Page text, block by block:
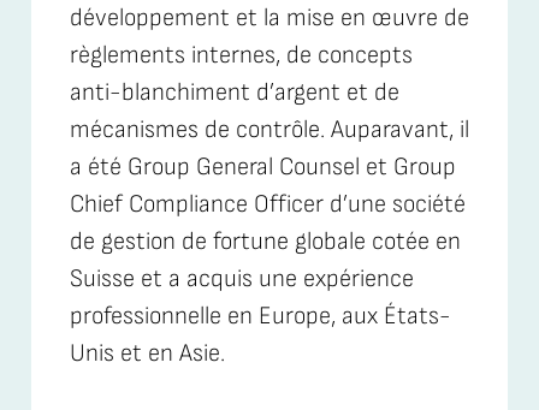
développement et la mise en œuvre de
règlements internes, de concepts
anti-blanchiment d’argent et de
mécanismes de contrôle. Auparavant, il
a été Group General Counsel et Group
Chief Compliance Officer d’une société
de gestion de fortune globale cotée en
Suisse et a acquis une expérience
professionnelle en Europe, aux États-
Unis et en Asie.